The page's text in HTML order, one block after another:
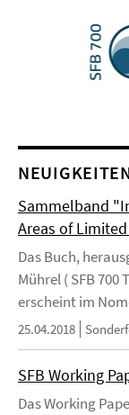
Sammelband
Areas of
Das Buch,
Mührel ( SFB 700
erscheint im
25.04.2018
SFB Working
Das Working